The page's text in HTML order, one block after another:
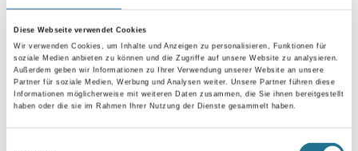
Diese Webseite verwendet Cookies
Wir verwenden Cookies, um Inhalte und Anzeigen zu personalisieren, Funktionen für
soziale Medien anbieten zu können und die Zugriffe auf unsere Website zu analysieren.
Außerdem geben wir Informationen zu Ihrer Verwendung unserer Website an unsere
Partner für soziale Medien, Werbung und Analysen weiter. Unsere Partner führen diese
Informationen möglicherweise mit weiteren Daten zusammen, die Sie ihnen bereitgestellt
haben oder die sie im Rahmen Ihrer Nutzung der Dienste gesammelt haben.
Breite in centimeter
Gebinde